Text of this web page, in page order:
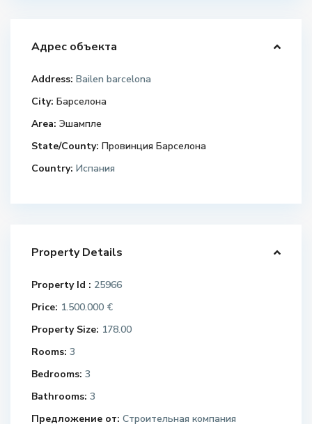
Адрес объекта
Address: Bailen barcelona
City: Барселона
Area: Эшампле
State/County: Провинция Барселона
Country: Испания
Property Details
Property Id : 25966
Price: 1.500.000 €
Property Size: 178.00
Rooms: 3
Bedrooms: 3
Bathrooms: 3
Предложение от: Строительная компания